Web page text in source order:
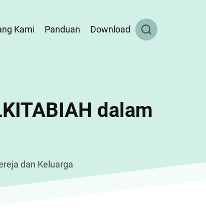
Kami Panduan Download
dalam
dan Keluarga